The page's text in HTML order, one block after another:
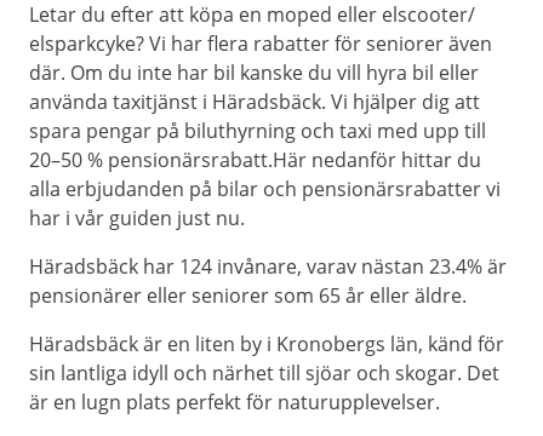
Letar du efter att köpa en moped eller elscooter/
elsparkcyke? Vi har flera rabatter för seniorer även
där. Om du inte har bil kanske du vill hyra bil eller
använda taxitjänst i Häradsbäck. Vi hjälper dig att
spara pengar på biluthyrning och taxi med upp till
20–50 % pensionärsrabatt.Här nedanför hittar du
alla erbjudanden på bilar och pensionärsrabatter vi
har i vår guiden just nu.
Häradsbäck har 124 invånare, varav nästan 23.4% är
pensionärer eller seniorer som 65 år eller äldre.
Häradsbäck är en liten by i Kronobergs län, känd för
sin lantliga idyll och närhet till sjöar och skogar. Det
är en lugn plats perfekt för naturupplevelser.